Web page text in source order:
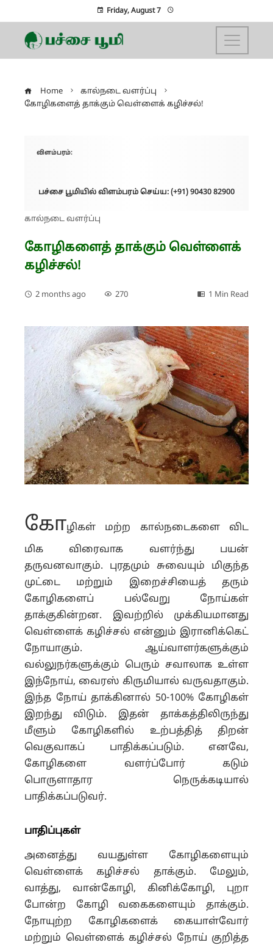
Friday, August 7
Home
கால்நடை வளர்ப்பு
கோழிகளைத் தாக்கும் வெள்ளைக் கழிச்சல்!
விளம்பரம்:
பச்சை பூமியில் விளம்பரம் செய்ய: (+91) 90430 82900
கால்நடை வளர்ப்பு
கோழிகளைத் தாக்கும் வெள்ளைக்
கழிச்சல்!
2 months ago 270 1 Min Read
கோழிகள் மற்ற கால்நடைகளை விட
மிக விரைவாக வளர்ந்து பயன்
தருவனவாகும். புரதமும் சுவையும் மிகுந்த
முட்டை மற்றும் இறைச்சியைத் தரும்
கோழிகளைப் பல்வேறு நோய்கள்
தாக்குகின்றன. இவற்றில் முக்கியமானது
வெள்ளைக் கழிச்சல் என்னும் இரானிக்கெட்
நோயாகும். ஆய்வாளர்களுக்கும்
வல்லுநர்களுக்கும் பெரும் சவாலாக உள்ள
இந்நோய், வைரஸ் கிருமியால் வருவதாகும்.
இந்த நோய் தாக்கினால் 50-100% கோழிகள்
இறந்து விடும். இதன் தாக்கத்திலிருந்து
மீளும் கோழிகளில் உற்பத்தித் திறன்
வெகுவாகப் பாதிக்கப்படும். எனவே,
கோழிகளை வளர்ப்போர் கடும்
பொருளாதார நெருக்கடியால்
பாதிக்கப்படுவர்.
பாதிப்புகள்
அனைத்து வயதுள்ள கோழிகளையும்
வெள்ளைக் கழிச்சல் தாக்கும். மேலும்,
வாத்து, வான்கோழி, கினிக்கோழி, புறா
போன்ற கோழி வகைகளையும் தாக்கும்.
நோயுற்ற கோழிகளைக் கையாள்வோர்
மற்றும் வெள்ளைக் கழிச்சல் நோய் குறித்த